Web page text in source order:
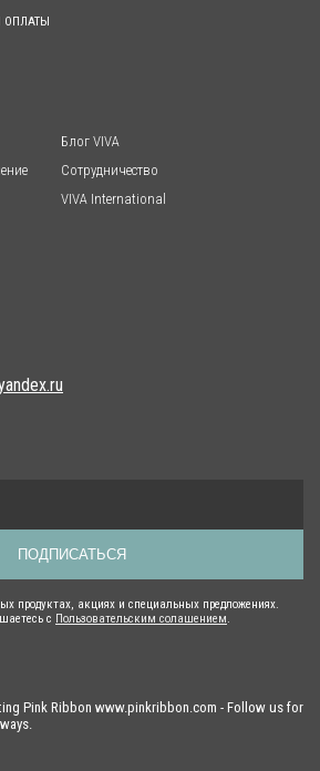
Pink Ribbon www.pinkribbon.com - Follow us for
Блог VIVA
Сотрудничество
VIVA International
ПОДПИСАТЬСЯ
продуктах, акциях и специальных предложениях.
с Пользовательским солашением.